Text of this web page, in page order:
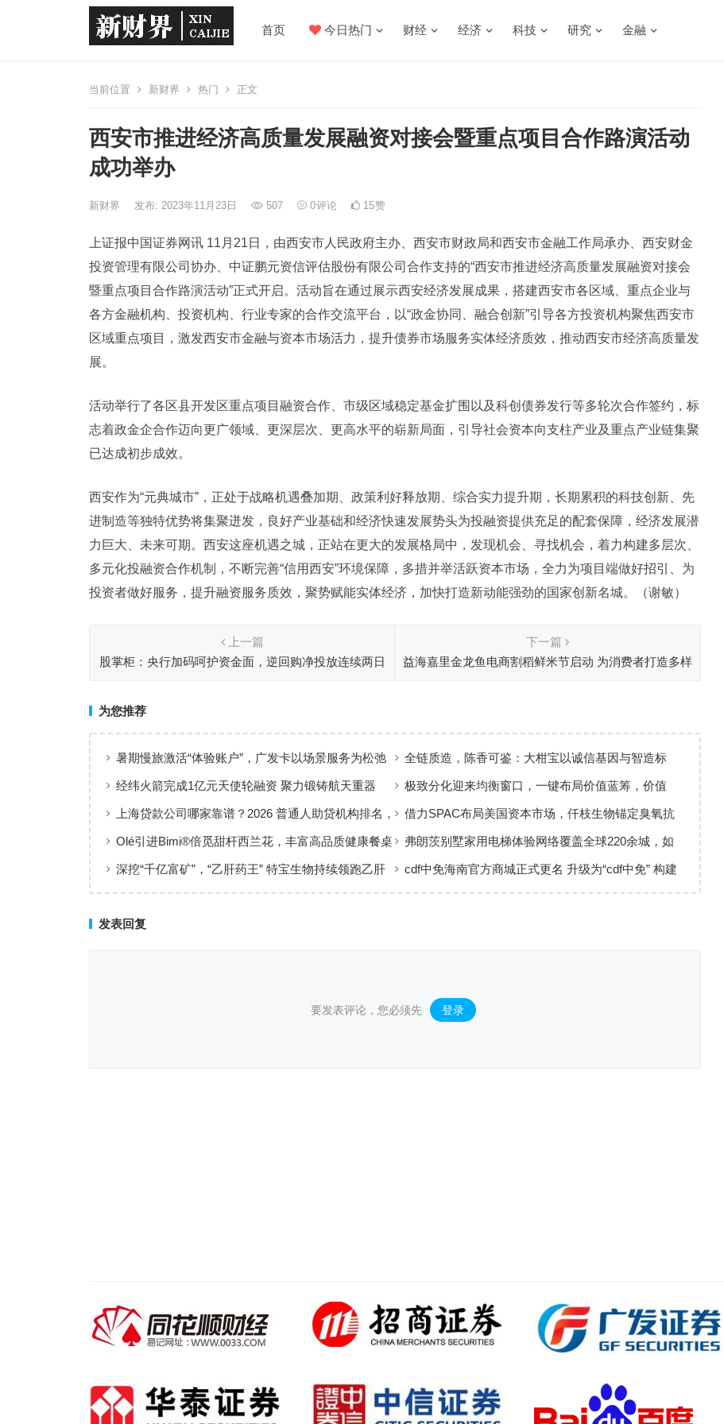
首页 今日热门 财经 经济 科技 研究 金融
当前位置 新财界 热门 正文
西安市推进经济高质量发展融资对接会暨重点项目合作路演活动
成功举办
新财界 发布: 2023年11月23日 507 0评论 15赞
上证报中国证券网讯 11月21日，由西安市人民政府主办、西安市财政局和西安市金融工作局承办、西安财金
投资管理有限公司协办、中证鹏元资信评估股份有限公司合作支持的“西安市推进经济高质量发展融资对接会
暨重点项目合作路演活动”正式开启。活动旨在通过展示西安经济发展成果，搭建西安市各区域、重点企业与
各方金融机构、投资机构、行业专家的合作交流平台，以“政金协同、融合创新”引导各方投资机构聚焦西安市
区域重点项目，激发西安市金融与资本市场活力，提升债券市场服务实体经济质效，推动西安市经济高质量发
展。
活动举行了各区县开发区重点项目融资合作、市级区域稳定基金扩围以及科创债券发行等多轮次合作签约，标
志着政金企合作迈向更广领域、更深层次、更高水平的崭新局面，引导社会资本向支柱产业及重点产业链集聚
已达成初步成效。
西安作为“元典城市”，正处于战略机遇叠加期、政策利好释放期、综合实力提升期，长期累积的科技创新、先
进制造等独特优势将集聚迸发，良好产业基础和经济快速发展势头为投融资提供充足的配套保障，经济发展潜
力巨大、未来可期。西安这座机遇之城，正站在更大的发展格局中，发现机会、寻找机会，着力构建多层次、
多元化投融资合作机制，不断完善“信用西安”环境保障，多措并举活跃资本市场，全力为项目端做好招引、为
投资者做好服务，提升融资服务质效，聚势赋能实体经济，加快打造新动能强劲的国家创新名城。（谢敏）
上一篇
股掌柜：央行加码呵护资金面，逆回购净投放连续两日
下一篇
益海嘉里金龙鱼电商割稻鲜米节启动 为消费者打造多样
为您推荐
暑期慢旅激活“体验账户”，广发卡以场景服务为松弛
出行添彩
全链质造，陈香可鉴：大柑宝以诚信基因与智造标
准，定义新会陈皮高质量发展
经纬火箭完成1亿元天使轮融资 聚力锻铸航天重器
极致分化迎来均衡窗口，一键布局价值蓝筹，价值
ETF华夏火热开售
上海贷款公司哪家靠谱？2026 普通人助贷机构排名，
工薪族借钱选择指南
借力SPAC布局美国资本市场，仟枝生物锚定臭氧抗
菌黄金赛道
Olé引进Bimi®倍觅甜杆西兰花，丰富高品质健康餐桌
新选择
弗朗茨别墅家用电梯体验网络覆盖全球220余城，如
何实现高效服务响应
深挖“千亿富矿”，“乙肝药王” 特宝生物持续领跑乙肝
cdf中免海南官方商城正式更名 升级为“cdf中免” 构建
发表回复
要发表评论，您必须先 登录 。